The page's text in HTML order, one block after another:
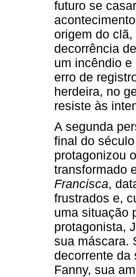
futuro se
origem do
decorrência
um incêndio
erro de
herdeira, no
resiste às
A segunda
final do
protagonizou
transformado
Francisca,
frustrados e,
uma situação
protagonista,
sua máscara.
decorrente da
Fanny, sua